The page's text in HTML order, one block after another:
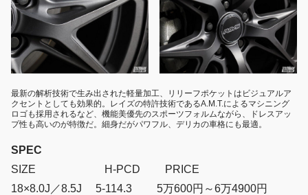
最新の解析技術で生み出された軽量加工、リリーフポケットはビジュアルア
クセントとしても効果的。レイズの特許技術であるA.M.T.によるマシニング
ロゴも採用されるなど、機能美優先のスポーツフォルムながら、ドレスアッ
プ性も高いのが特徴だ。細身だがパワフル、デリカの車格にも最適。
SPEC
SIZE H-PCD PRICE
18×8.0J／8.5J 5-114.3 5万600円～6万4900円